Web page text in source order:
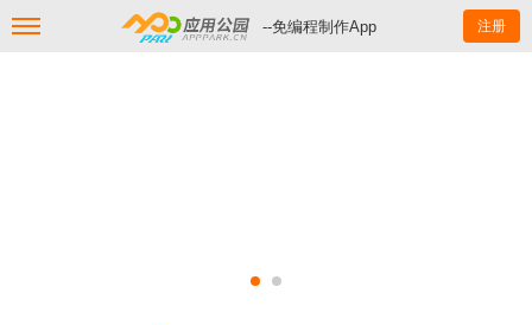
--免编程制作App 注册